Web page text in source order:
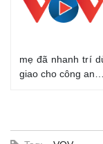
mẹ đã nhanh trí
giao cho công an…